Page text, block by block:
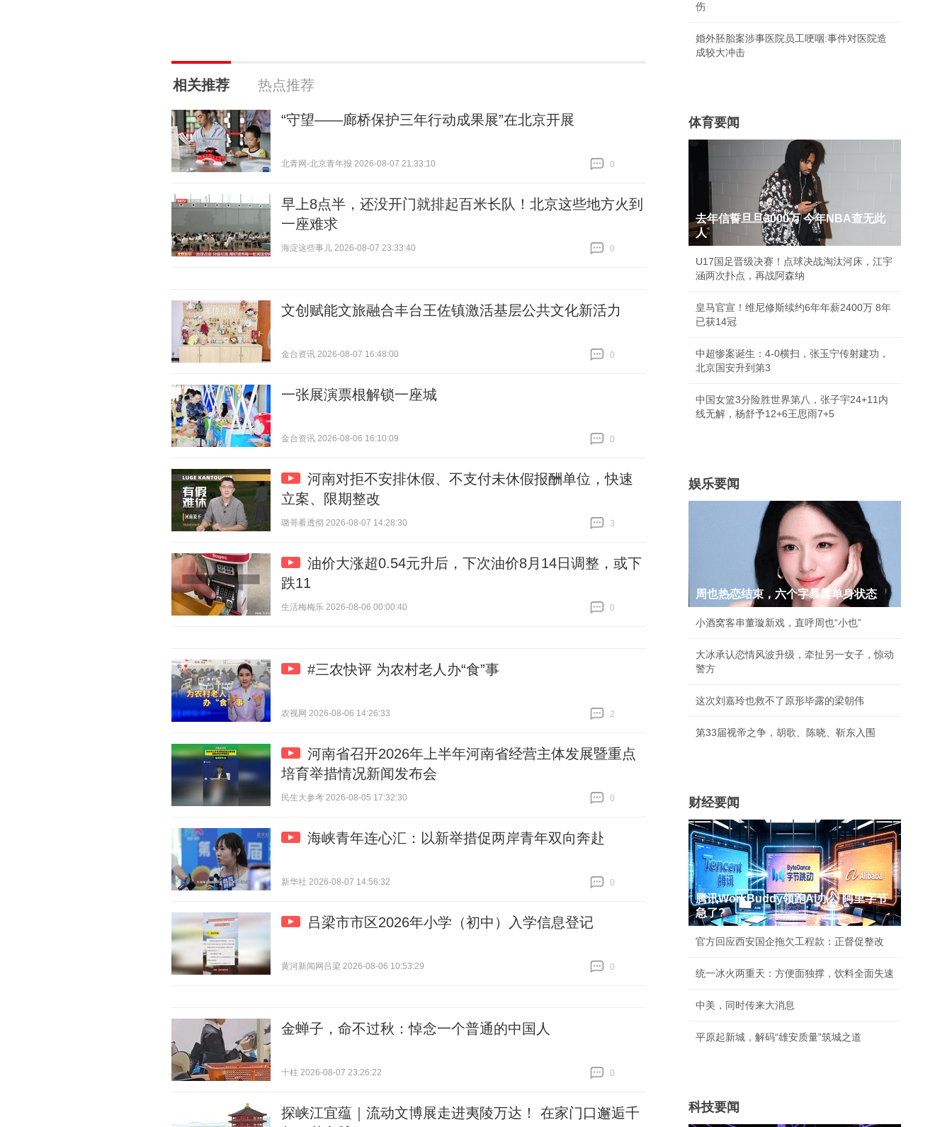
相关推荐 热点推荐
“守望——廊桥保护三年行动成果展”在北京开展
北青网-北京青年报 2026-08-07 21:33:10
0
早上8点半，还没开门就排起百米长队！北京这些地方火到
一座难求
海淀这些事儿 2026-08-07 23:33:40
0
文创赋能文旅融合丰台王佐镇激活基层公共文化新活力
金台资讯 2026-08-07 16:48:00
0
一张展演票根解锁一座城
金台资讯 2026-08-06 16:10:09
0
河南对拒不安排休假、不支付未休假报酬单位，快速
立案、限期整改
璐哥看透彻 2026-08-07 14:28:30
3
油价大涨超0.54元升后，下次油价8月14日调整，或下
跌11
生活梅梅乐 2026-08-06 00:00:40
0
#三农快评 为农村老人办“食”事
农视网 2026-08-06 14:26:33
2
河南省召开2026年上半年河南省经营主体发展暨重点
培育举措情况新闻发布会
民生大参考 2026-08-05 17:32:30
0
海峡青年连心汇：以新举措促两岸青年双向奔赴
新华社 2026-08-07 14:56:32
0
吕梁市市区2026年小学（初中）入学信息登记
黄河新闻网吕梁 2026-08-06 10:53:29
0
金蝉子，命不过秋：悼念一个普通的中国人
十柱 2026-08-07 23:26:22
0
探峡江宜蕴｜流动文博展走进夷陵万达！ 在家门口邂逅千
伤
婚外胚胎案涉事医院员工哽咽:事件对医院造
成较大冲击
体育要闻
去年信誓旦旦3000万 今年NBA查无此
人
U17国足晋级决赛！点球决战淘汰河床，江宇
涵两次扑点，再战阿森纳
皇马官宣！维尼修斯续约6年年薪2400万 8年
已获14冠
中超惨案诞生：4-0横扫，张玉宁传射建功，
北京国安升到第3
中国女篮3分险胜世界第八，张子宇24+11内
线无解，杨舒予12+6王思雨7+5
娱乐要闻
周也热恋结束，六个字暴露单身状态
小酒窝客串董璇新戏，直呼周也“小也”
大冰承认恋情风波升级，牵扯另一女子，惊动
警方
这次刘嘉玲也救不了原形毕露的梁朝伟
第33届视帝之争，胡歌、陈晓、靳东入围
财经要闻
腾讯WorkBuddy领跑AI办公 阿里字节
急了?
官方回应西安国企拖欠工程款：正督促整改
统一冰火两重天：方便面独撑，饮料全面失速
中美，同时传来大消息
平原起新城，解码“雄安质量”筑城之道
科技要闻